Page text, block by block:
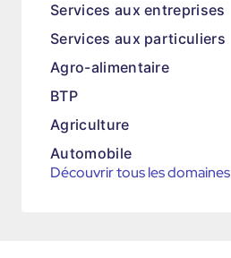
Services aux entreprises
Services aux particuliers
Agro-alimentaire
BTP
Agriculture
Automobile
Découvrir tous les domaines